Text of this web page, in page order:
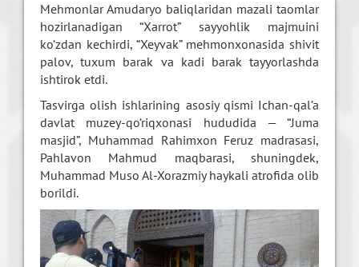
Mehmonlar Amudaryo baliqlaridan mazali taomlar
hozirlanadigan “Xarrot” sayyohlik majmuini
ko‘zdan kechirdi, “Xeyvak” mehmonxonasida shivit
palov, tuxum barak va kadi barak tayyorlashda
ishtirok etdi.
Tasvirga olish ishlarining asosiy qismi Ichan-qal’a
davlat muzey-qo‘riqxonasi hududida — “Juma
masjid”, Muhammad Rahimxon Feruz madrasasi,
Pahlavon Mahmud maqbarasi, shuningdek,
Muhammad Muso Al-Xorazmiy haykali atrofida olib
borildi.